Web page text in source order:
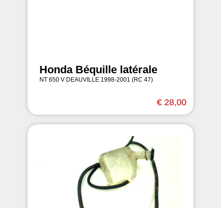
Honda Béquille latérale
NT 650 V DEAUVILLE 1998-2001 (RC 47)
€ 28,00